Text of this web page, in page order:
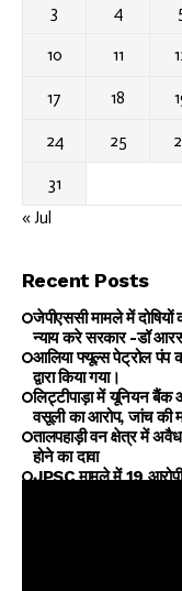
3 4
10 11
17 18
24 25
31
« Jul
Recent Posts
जेपीएससी मामले में
न्याय करे सरकार -डॉ
आलिया फ्यूल्स पेट्रोल पंप
द्वारा किया गया।
लिट्टीपाड़ा में यूनियन बैंक
वसूली का आरोप, जांच की
तालपहाड़ी वन क्षेत्र में
होने का दावा
JPSC मामले में 19 आरोपी